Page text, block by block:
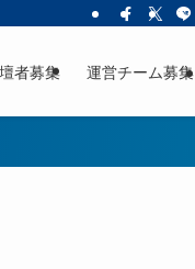
者募集 運営チーム募集